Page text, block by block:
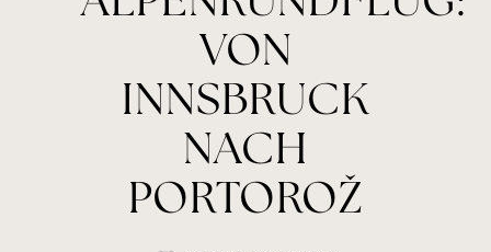
VON
INNSBRUCK
NACH
PORTOROŽ